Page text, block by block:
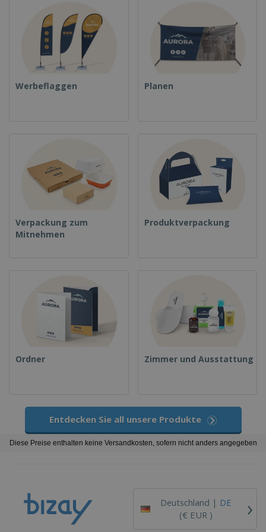
Werbeflaggen Planen
Verpackung zum
Mitnehmen
Produktverpackung
Ordner Zimmer und Ausstattung
Entdecken Sie all unsere Produkte
Diese Preise enthalten keine Versandkosten, sofern nicht anders angegeben
Deutschland | DE
(€ EUR )
›